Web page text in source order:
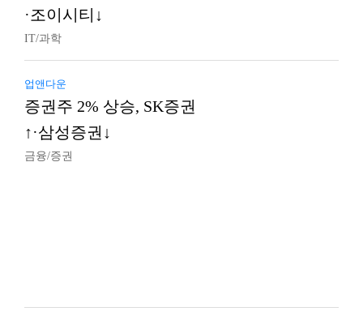
·조이시티↓
IT/과학
업앤다운
증권주 2% 상승, SK증권
↑·삼성증권↓
금융/증권